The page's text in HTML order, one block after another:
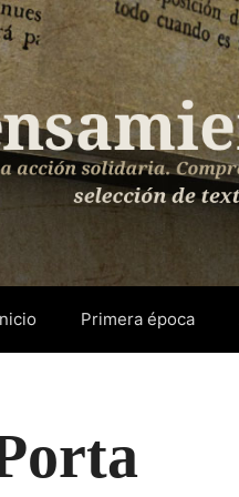
Primera época